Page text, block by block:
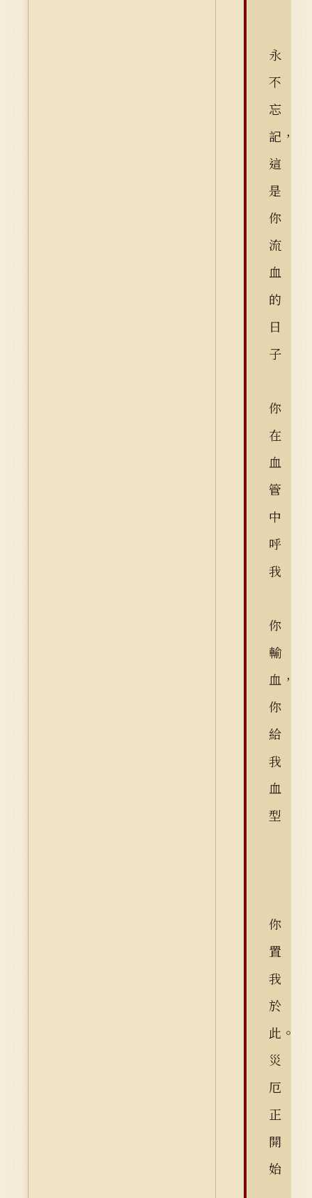
永
不
忘
記，
這
是
你
流
血
的
日
子
你
在
血
管
中
呼
我
你
輸
血，
你
給
我
血
型
你
置
我
於
此。
災
厄
正
開
始